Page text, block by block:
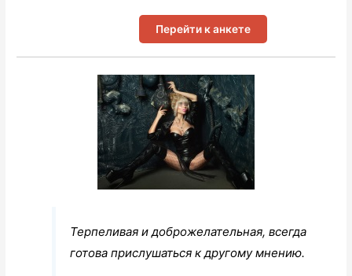
Перейти к анкете
Терпеливая и доброжелательная, всегда
готова прислушаться к другому мнению.